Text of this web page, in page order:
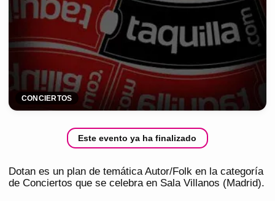
CONCIERTOS
Este evento ya ha finalizado
Dotan es un plan de temática Autor/Folk en la categoría
de Conciertos que se celebra en Sala Villanos (Madrid).